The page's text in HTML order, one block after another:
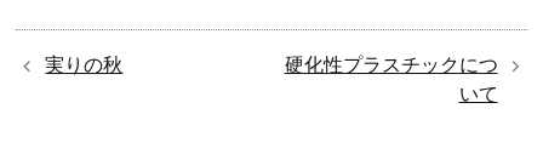
c
実りの秋
硬化性プラスチックにつ
いて